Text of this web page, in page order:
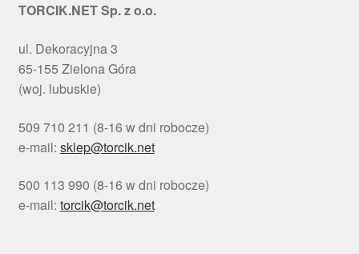
TORCIK.NET Sp. z o.o.
ul. Dekoracyjna 3
65-155 Zielona Góra
(woj. lubuskie)
509 710 211 (8-16 w dni robocze)
e-mail: sklep@torcik.net
500 113 990 (8-16 w dni robocze)
e-mail: torcik@torcik.net